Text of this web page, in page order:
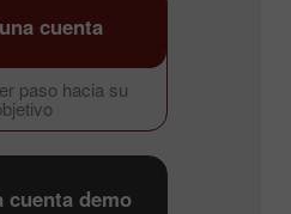
paso hacia su
cuenta
cuenta demo